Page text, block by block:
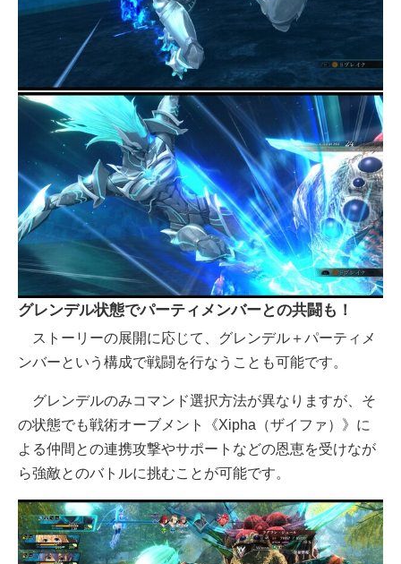
グレンデル状態でパーティメンバーとの共闘も！
ストーリーの展開に応じて、グレンデル＋パーティメ
ンバーという構成で戦闘を行なうことも可能です。
グレンデルのみコマンド選択方法が異なりますが、そ
の状態でも戦術オーブメント《Xipha（ザイファ）》に
よる仲間との連携攻撃やサポートなどの恩恵を受けなが
ら強敵とのバトルに挑むことが可能です。